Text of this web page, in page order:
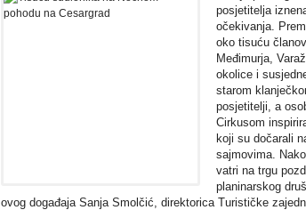
posjetitelja
očekivanja.
oko tisuću
Međimurja,
okolice i
starom
posjetitelji, a
Cirkusom
koji su dočarali
sajmovima.
vatri na trgu
planinarskog
ovog događaja Sanja Smolčić, direktorica Turističke